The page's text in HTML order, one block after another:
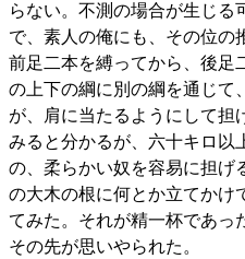
らない。不測の場合が生じる
で、素人の俺にも、その位の
前足二本を縛ってから、後足
の上下の綱に別の綱を通じて
が、肩に当たるようにして担
みると分かるが、六十キロ以
の、柔らかい奴を容易に担げ
の大木の根に何とか立てかけ
てみた。それが精一杯であっ
その先が思いやられた。